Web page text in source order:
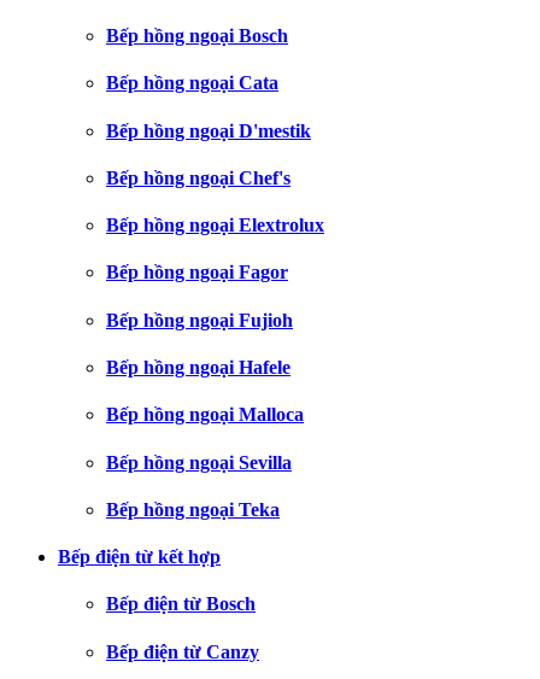
Bếp hồng ngoại Bosch
Bếp hồng ngoại Cata
Bếp hồng ngoại D'mestik
Bếp hồng ngoại Chef's
Bếp hồng ngoại Elextrolux
Bếp hồng ngoại Fagor
Bếp hồng ngoại Fujioh
Bếp hồng ngoại Hafele
Bếp hồng ngoại Malloca
Bếp hồng ngoại Sevilla
Bếp hồng ngoại Teka
Bếp điện từ kết hợp
Bếp điện từ Bosch
Bếp điện từ Canzy